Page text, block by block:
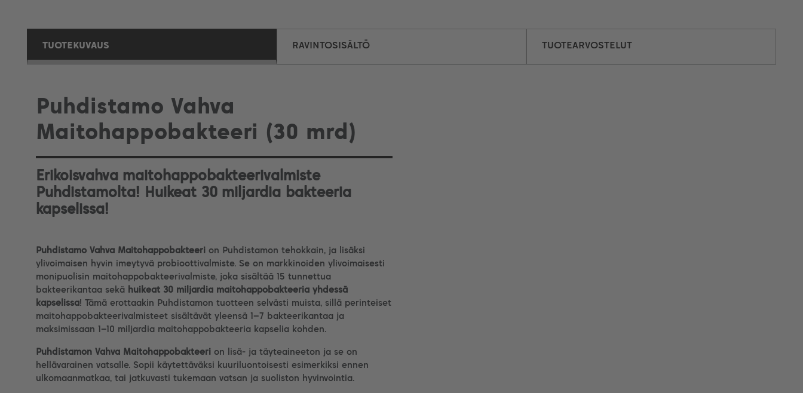
TUOTEKUVAUS RAVINTOSISÄLTÖ TUOTEARVOSTELUT
Puhdistamo Vahva
Maitohappobakteeri (30 mrd)
Erikoisvahva maitohappobakteerivalmiste
Puhdistamolta! Huikeat 30 miljardia bakteeria
kapselissa!
Puhdistamo Vahva Maitohappobakteeri on Puhdistamon tehokkain, ja lisäksi
ylivoimaisen hyvin imeytyvä probioottivalmiste. Se on markkinoiden ylivoimaisesti
monipuolisin maitohappobakteerivalmiste, joka sisältää 15 tunnettua
bakteerikantaa sekä huikeat 30 miljardia maitohappobakteeria yhdessä
kapselissa! Tämä erottaakin Puhdistamon tuotteen selvästi muista, sillä perinteiset
maitohappobakteerivalmisteet sisältävät yleensä 1–7 bakteerikantaa ja
maksimissaan 1–10 miljardia maitohappobakteeria kapselia kohden.
Puhdistamon Vahva Maitohappobakteeri on lisä- ja täyteaineeton ja se on
hellävarainen vatsalle. Sopii käytettäväksi kuuriluontoisesti esimerkiksi ennen
ulkomaanmatkaa, tai jatkuvasti tukemaan vatsan ja suoliston hyvinvointia.